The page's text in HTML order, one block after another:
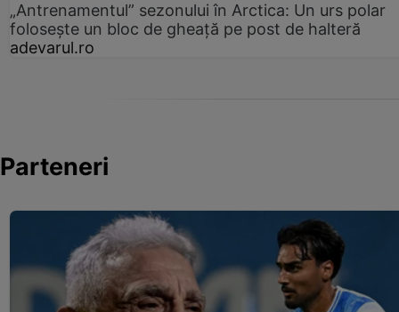
„Antrenamentul” sezonului în Arctica: Un urs polar
folosește un bloc de gheață pe post de halteră
adevarul.ro
Parteneri